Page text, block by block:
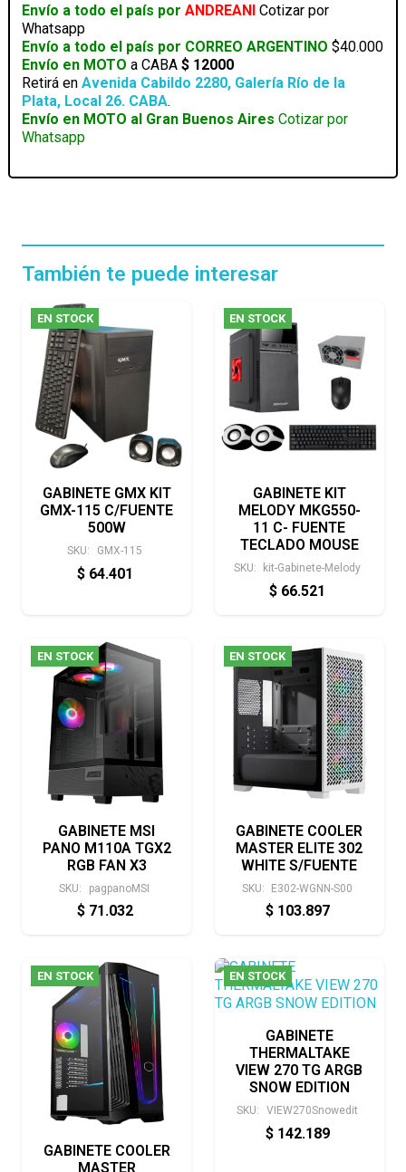
500W
CON
TEC/MOU/PARL
cantidad
Envío a todo el país por ANDREANI Cotizar por
Whatsapp
Envío a todo el país por CORREO ARGENTINO $40.000
Envío en MOTO a CABA$ 12000
Retirá enAvenida Cabildo 2280, Galería Río de la
Plata, Local 26. CABA.
Envío en MOTO al Gran Buenos Aires Cotizar por
Whatsapp
También te puede interesar
EN STOCK
GABINETE GMX KIT
GMX-115 C/FUENTE
500W
SKU: GMX-115
$ 64.401
EN STOCK
GABINETE KIT
MELODY MKG550-
11 C- FUENTE
TECLADO MOUSE
SKU: kit-Gabinete-Melody
$ 66.521
EN STOCK
GABINETE MSI
PANO M110A TGX2
RGB FAN X3
SKU: pagpanoMSI
$ 71.032
EN STOCK
GABINETE COOLER
MASTER ELITE 302
WHITE S/FUENTE
SKU: E302-WGNN-S00
$ 103.897
EN STOCK
GABINETE COOLER
MASTER
EN STOCK
GABINETE
THERMALTAKE
VIEW 270 TG ARGB
SNOW EDITION
SKU: VIEW270Snowedit
$ 142.189